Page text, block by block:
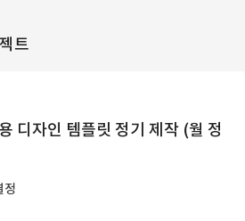
트
디자인 템플릿 정기 제작 (월 정
정